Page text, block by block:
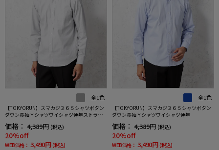
全1色
【TOKYORUN】スマカジ３６５シャツボタン
ダウン長袖Ｙシャツワイシャツ通年ストライ
プ
価格： 4,389円 (税込)
20%off
WEB価格： 3,490円 (税込)
全1色
【TOKYORUN】スマカジ３６５シャツボタン
ダウン長袖Ｙシャツワイシャツ通年
価格： 4,389円 (税込)
20%off
WEB価格： 3,490円 (税込)